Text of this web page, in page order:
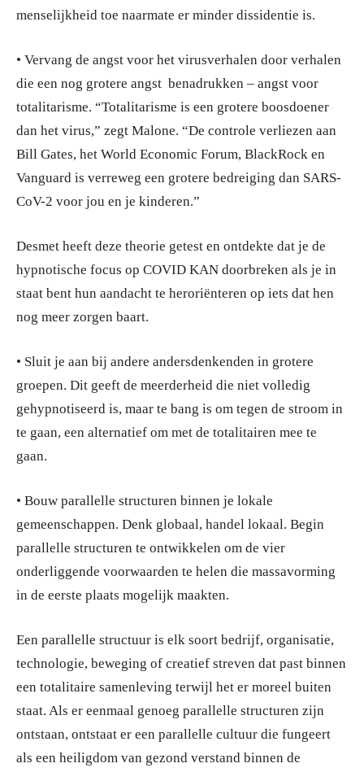
menselijkheid toe naarmate er minder dissidentie is.
• Vervang de angst voor het virusverhalen door verhalen
die een nog grotere angst benadrukken – angst voor
totalitarisme. “Totalitarisme is een grotere boosdoener
dan het virus,” zegt Malone. “De controle verliezen aan
Bill Gates, het World Economic Forum, BlackRock en
Vanguard is verreweg een grotere bedreiging dan SARS-
CoV-2 voor jou en je kinderen.”
Desmet heeft deze theorie getest en ontdekte dat je de
hypnotische focus op COVID KAN doorbreken als je in
staat bent hun aandacht te heroriënteren op iets dat hen
nog meer zorgen baart.
• Sluit je aan bij andere andersdenkenden in grotere
groepen. Dit geeft de meerderheid die niet volledig
gehypnotiseerd is, maar te bang is om tegen de stroom in
te gaan, een alternatief om met de totalitairen mee te
gaan.
• Bouw parallelle structuren binnen je lokale
gemeenschappen. Denk globaal, handel lokaal. Begin
parallelle structuren te ontwikkelen om de vier
onderliggende voorwaarden te helen die massavorming
in de eerste plaats mogelijk maakten.
Een parallelle structuur is elk soort bedrijf, organisatie,
technologie, beweging of creatief streven dat past binnen
een totalitaire samenleving terwijl het er moreel buiten
staat. Als er eenmaal genoeg parallelle structuren zijn
ontstaan, ontstaat er een parallelle cultuur die fungeert
als een heiligdom van gezond verstand binnen de